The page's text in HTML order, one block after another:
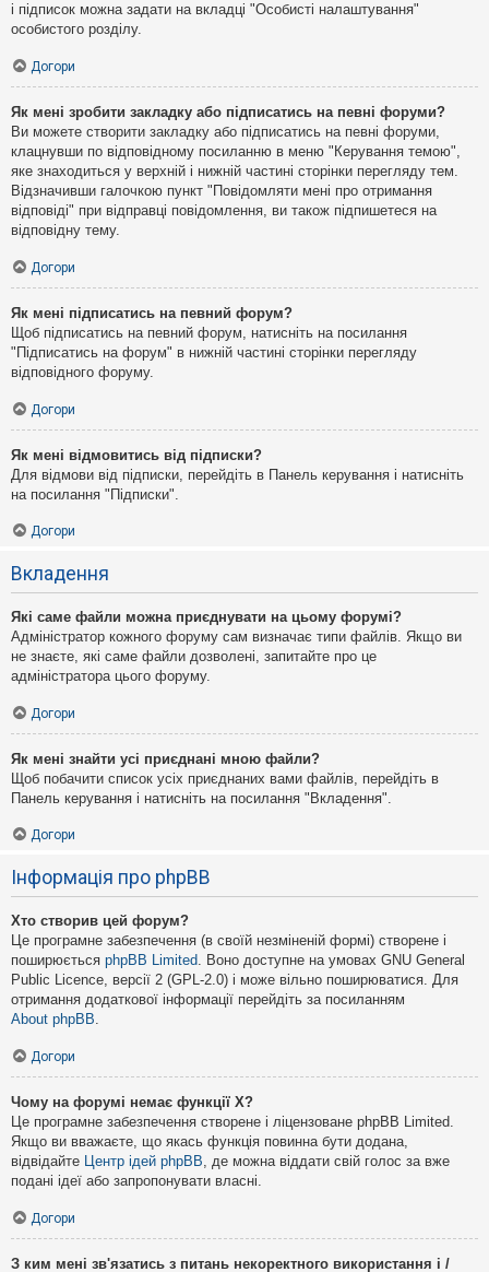
і підписок можна задати на вкладці "Особисті налаштування"
особистого розділу.
Догори
Як мені зробити закладку або підписатись на певні форуми?
Ви можете створити закладку або підписатись на певні форуми,
клацнувши по відповідному посиланню в меню "Керування темою",
яке знаходиться у верхній і нижній частині сторінки перегляду тем.
Відзначивши галочкою пункт "Повідомляти мені про отримання
відповіді" при відправці повідомлення, ви також підпишетеся на
відповідну тему.
Догори
Як мені підписатись на певний форум?
Щоб підписатись на певний форум, натисніть на посилання
"Підписатись на форум" в нижній частині сторінки перегляду
відповідного форуму.
Догори
Як мені відмовитись від підписки?
Для відмови від підписки, перейдіть в Панель керування і натисніть
на посилання "Підписки".
Догори
Вкладення
Які саме файли можна приєднувати на цьому форумі?
Адміністратор кожного форуму сам визначає типи файлів. Якщо ви
не знаєте, які саме файли дозволені, запитайте про це
адміністратора цього форуму.
Догори
Як мені знайти усі приєднані мною файли?
Щоб побачити список усіх приєднаних вами файлів, перейдіть в
Панель керування і натисніть на посилання "Вкладення".
Догори
Інформація про phpBB
Хто створив цей форум?
Це програмне забезпечення (в своїй незміненій формі) створене і
поширюється phpBB Limited. Воно доступне на умовах GNU General
Public Licence, версії 2 (GPL-2.0) і може вільно поширюватися. Для
отримання додаткової інформації перейдіть за посиланням
About phpBB.
Догори
Чому на форумі немає функції X?
Це програмне забезпечення створене і ліцензоване phpBB Limited.
Якщо ви вважаєте, що якась функція повинна бути додана,
відвідайте Центр ідей phpBB, де можна віддати свій голос за вже
подані ідеї або запропонувати власні.
Догори
З ким мені зв'язатись з питань некоректного використання і /